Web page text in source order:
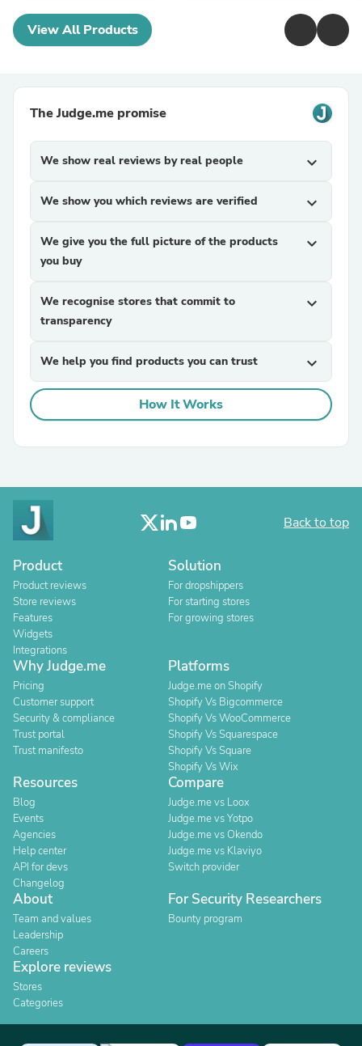
View All Products
The Judge.me promise
We show real reviews by real people expand_more
We show you which reviews are verified expand_more
We give you the full picture of the products
you buy
expand_more
We recognise stores that commit to
transparency
expand_more
We help you find products you can trust expand_more
How It Works
Back to top
Product
Product reviews
Store reviews
Features
Widgets
Integrations
Solution
For dropshippers
For starting stores
For growing stores
Why Judge.me
Pricing
Customer support
Security & compliance
Trust portal
Trust manifesto
Platforms
Judge.me on Shopify
Shopify Vs Bigcommerce
Shopify Vs WooCommerce
Shopify Vs Squarespace
Shopify Vs Square
Shopify Vs Wix
Resources
Blog
Events
Agencies
Help center
API for devs
Changelog
Compare
Judge.me vs Loox
Judge.me vs Yotpo
Judge.me vs Okendo
Judge.me vs Klaviyo
Switch provider
About
Team and values
Leadership
Careers
For Security Researchers
Bounty program
Explore reviews
Stores
Categories